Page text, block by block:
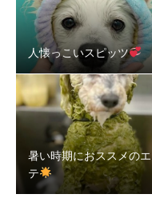
人懐っこいスピッツ
暑い時期におススメのエ
テ